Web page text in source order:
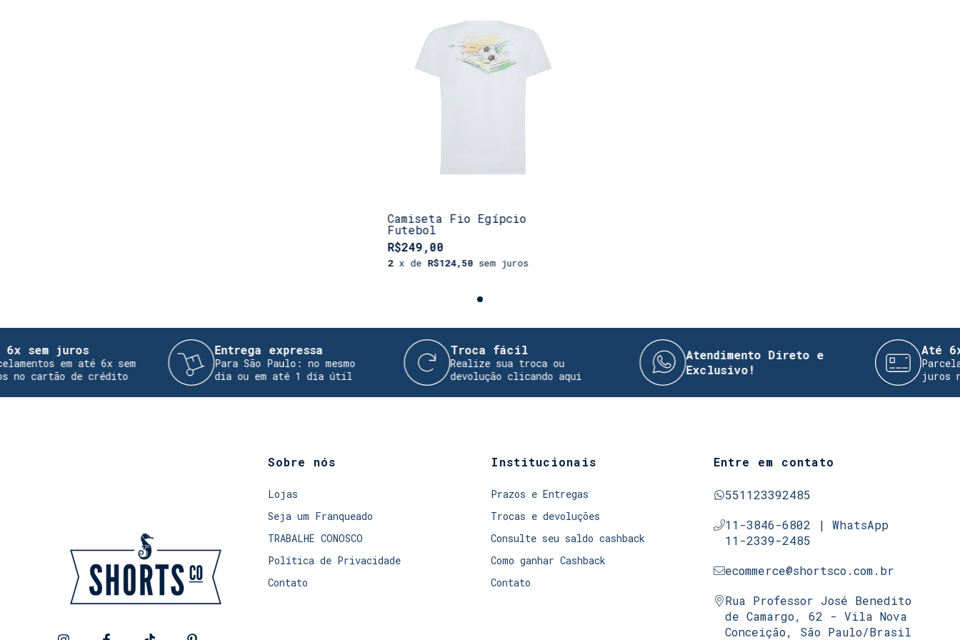
Camiseta Fio Egípcio
Futebol
R$249,00
2 x de R$124,50 sem juros
juros
em até 6x sem
de crédito
Entrega expressa
Para São Paulo: no mesmo
dia ou em até 1 dia útil
Troca fácil
Realize sua troca ou
devolução clicando aqui
Atendimento Direto e
Exclusivo!
Até 6x
juros no
Sobre nós
Lojas
Seja um Franqueado
TRABALHE CONOSCO
Política de Privacidade
Contato
Institucionais
Prazos e Entregas
Trocas e devoluções
Consulte seu saldo cashback
Como ganhar Cashback
Contato
Entre em contato
551123392485
11-3846-6802 | WhatsApp
11-2339-2485
ecommerce@shortsco.com.br
Rua Professor José Benedito
de Camargo, 62 - Vila Nova
Conceição, São Paulo/Brasil